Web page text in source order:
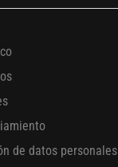
de datos personales